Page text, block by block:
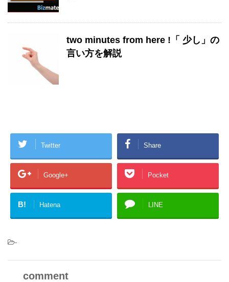
two minutes from here !「 少し」の
言い方を解説
Twitter Share
Google+ Pocket
B! Hatena LINE
-
comment